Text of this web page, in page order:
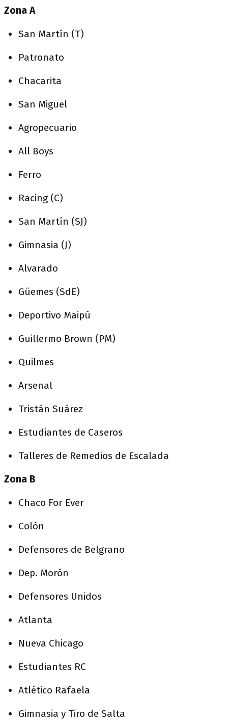
Zona A
San Martín (T)
Patronato
Chacarita
San Miguel
Agropecuario
All Boys
Ferro
Racing (C)
San Martín (SJ)
Gimnasia (J)
Alvarado
Güemes (SdE)
Deportivo Maipú
Guillermo Brown (PM)
Quilmes
Arsenal
Tristán Suárez
Estudiantes de Caseros
Talleres de Remedios de Escalada
Zona B
Chaco For Ever
Colón
Defensores de Belgrano
Dep. Morón
Defensores Unidos
Atlanta
Nueva Chicago
Estudiantes RC
Atlético Rafaela
Gimnasia y Tiro de Salta